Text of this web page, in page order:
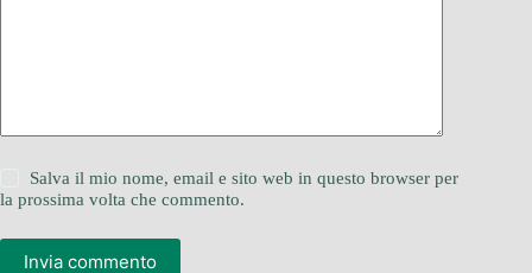
Salva il mio nome, email e sito web in questo browser per
la prossima volta che commento.
Invia commento